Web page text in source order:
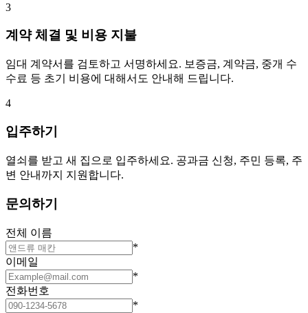
3
계약 체결 및 비용 지불
임대 계약서를 검토하고 서명하세요. 보증금, 계약금, 중개 수
수료 등 초기 비용에 대해서도 안내해 드립니다.
4
입주하기
열쇠를 받고 새 집으로 입주하세요. 공과금 신청, 주민 등록, 주
변 안내까지 지원합니다.
문의하기
전체 이름
*
이메일
*
전화번호
*